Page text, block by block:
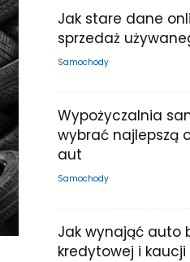
Jak stare dane
sprzedaż
Samochody
Wypożyczalnia
wybrać najlepszą
aut
Samochody
Jak wynająć auto
kredytowej i kaucji